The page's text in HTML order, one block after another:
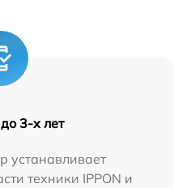
3-х лет
устанавливает
техники IPPON и